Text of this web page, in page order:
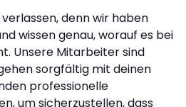
denn wir haben
wissen genau, worauf es bei
Unsere Mitarbeiter sind
sorgfältig mit deinen
professionelle
um sicherzustellen, dass